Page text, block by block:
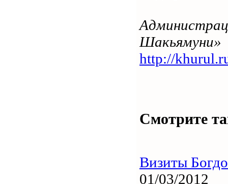
Шакьямуни»
http://
Смотрите
Визиты
01/03/2012